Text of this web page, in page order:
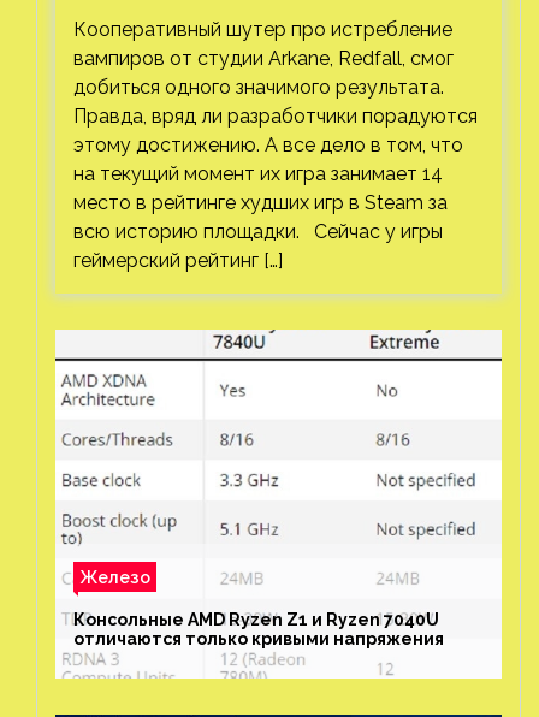
Кооперативный шутер про истребление
вампиров от студии Arkane, Redfall, смог
добиться одного значимого результата.
Правда, вряд ли разработчики порадуются
этому достижению. А все дело в том, что
на текущий момент их игра занимает 14
место в рейтинге худших игр в Steam за
всю историю площадки. Сейчас у игры
геймерский рейтинг […]
Железо
Консольные AMD Ryzen Z1 и Ryzen 7040U
отличаются только кривыми напряжения